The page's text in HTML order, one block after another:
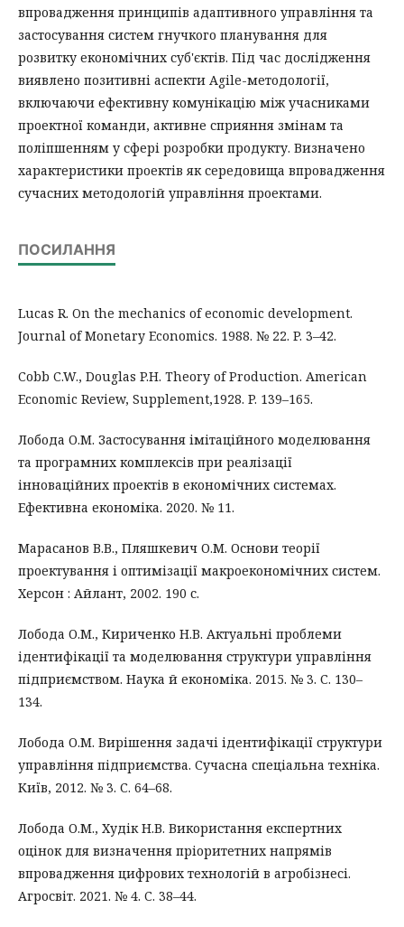
впровадження принципів адаптивного управління та
застосування систем гнучкого планування для
розвитку економічних суб'єктів. Під час дослідження
виявлено позитивні аспекти Agile-методології,
включаючи ефективну комунікацію між учасниками
проектної команди, активне сприяння змінам та
поліпшенням у сфері розробки продукту. Визначено
характеристики проектів як середовища впровадження
сучасних методологій управління проектами.
ПОСИЛАННЯ
Lucas R. On the mechanics of economic development.
Journal of Monetary Economics. 1988. № 22. P. 3–42.
Cobb C.W., Douglas P.H. Theory of Production. American
Economic Review, Supplement,1928. P. 139–165.
Лобода О.М. Застосування імітаційного моделювання
та програмних комплексів при реалізації
інноваційних проектів в економічних системах.
Ефективна економіка. 2020. № 11.
Марасанов В.В., Пляшкевич О.М. Основи теорії
проектування і оптимізації макроекономічних систем.
Херсон : Айлант, 2002. 190 с.
Лобода О.М., Кириченко Н.В. Актуальні проблеми
ідентифікації та моделювання структури управління
підприємством. Наука й економіка. 2015. № 3. С. 130–
134.
Лобода О.М. Вирішення задачі ідентифікації структури
управління підприємства. Сучасна спеціальна техніка.
Київ, 2012. № 3. С. 64–68.
Лобода О.М., Худік Н.В. Використання експертних
оцінок для визначення пріоритетних напрямів
впровадження цифрових технологій в агробізнесі.
Агросвіт. 2021. № 4. C. 38–44.